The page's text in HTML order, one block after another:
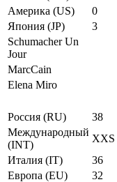
Америка (US)
0
Япония (JP)
3
Schumacher Un
Jour
MarcCain
Elena Miro
Россия (RU)
38
Международный
(INT)
XXS
Италия (IT)
36
Европа (EU)
32